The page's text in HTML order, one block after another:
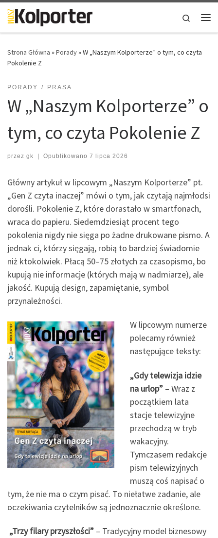
Skip to content
Search
Strona Główna »Porady»W „Naszym Kolporterze” o tym, co czyta
Pokolenie Z
PORADY PRASA
W „Naszym Kolporterze” o
tym, co czyta Pokolenie Z
przez gk | Opublikowano 7 lipca 2026
Główny artykuł w lipcowym „Naszym Kolporterze” pt.
„Gen Z czyta inaczej” mówi o tym, jak czytają najmłodsi
dorośli. Pokolenie Z, które dorastało w smartfonach,
wraca do papieru. Siedemdziesiąt procent tego
pokolenia nigdy nie sięga po żadne drukowane pismo. A
jednak ci, którzy sięgają, robią to bardziej świadomie
niż ktokolwiek. Płacą 50–75 złotych za czasopismo, bo
kupują nie informacje (których mają w nadmiarze), ale
jakość. Kupują design, zapamiętanie, symbol
przynależności.
W lipcowym numerze
polecamy również
następujące teksty:
„Gdy telewizja idzie
na urlop” – Wraz z
początkiem lata
stacje telewizyjne
przechodzą w tryb
wakacyjny.
Tymczasem redakcje
pism telewizyjnych
muszą coś napisać o
tym, że nie ma o czym pisać. To niełatwe zadanie, ale
oczekiwania czytelników są jednoznacznie określone.
„Trzy filary przyszłości” – Tradycyjny model biznesowy